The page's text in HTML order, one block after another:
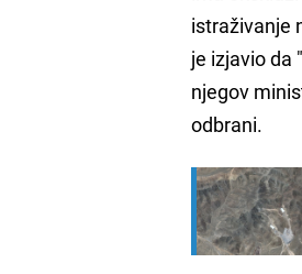
istraživanje
je izjavio da
njegov
odbrani.